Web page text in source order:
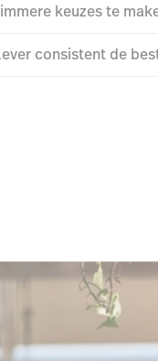
keuzes te
consistent de